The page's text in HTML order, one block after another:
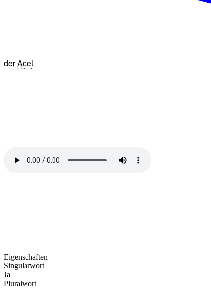
der ^06A^17del
Eigenschaften
Singularwort
Ja
Pluralwort